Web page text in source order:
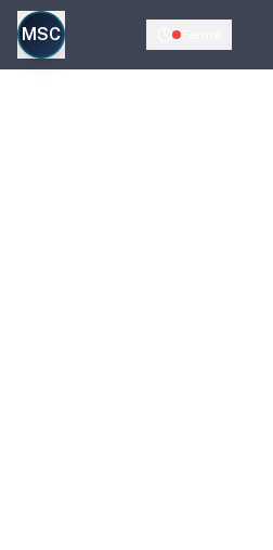
MSC Fermé